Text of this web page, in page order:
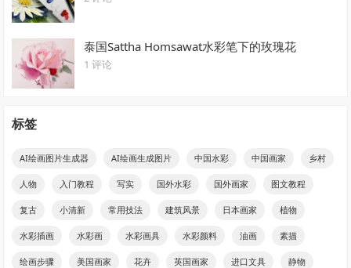
泰国Sattha Homsawat水彩笔下的玫瑰花
1 评论
标签
AI绘画图片生成器 AI绘画生成图片 中国水彩 中国画家 乡村
人物 入门教程 写实 国外水彩 国外画家 图文教程
复古 小清新 常用技法 建筑风景 日本画家 植物
水彩插画 水彩画 水彩画具 水彩颜料 油画 素描
绘画步骤 美国画家 花卉 英国画家 进口文具 静物